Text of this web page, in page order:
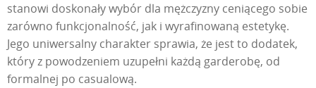
stanowi doskonały wybór dla mężczyzny ceniącego sobie
zarówno funkcjonalność, jak i wyrafinowaną estetykę.
Jego uniwersalny charakter sprawia, że jest to dodatek,
który z powodzeniem uzupełni każdą garderobę, od
formalnej po casualową.